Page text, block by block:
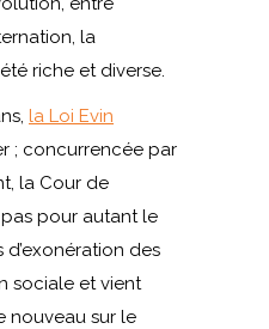
la
riche et diverse.
la Loi Evin
; concurrencée par
la Cour de
pour autant le
des
sociale et vient
nouveau sur le